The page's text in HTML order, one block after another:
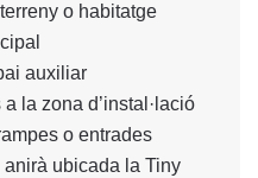
o habitatge
auxiliar
la zona d’instal·lació
o entrades
anirà ubicada la Tiny